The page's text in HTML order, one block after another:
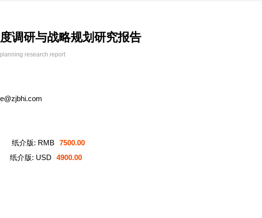
调研与战略规划研究报告
research report
纸介版: RMB 7500.00
纸介版: USD 4900.00